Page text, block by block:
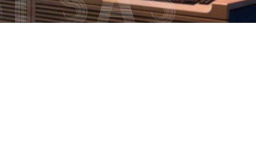
títulos
Recoñecementos de calidade